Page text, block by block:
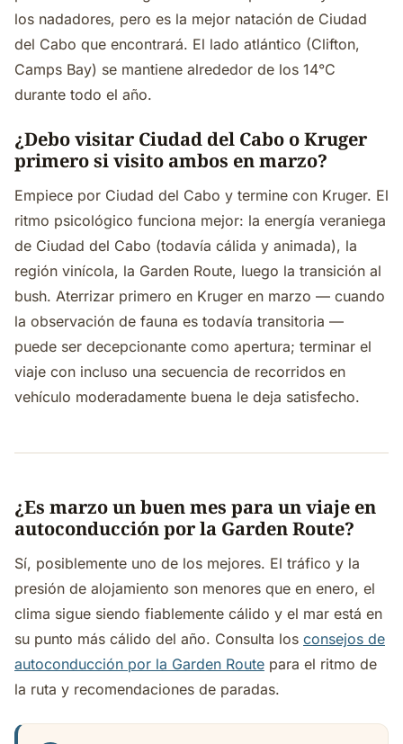
los nadadores, pero es la mejor natación de Ciudad
del Cabo que encontrará. El lado atlántico (Clifton,
Camps Bay) se mantiene alrededor de los 14°C
durante todo el año.
¿Debo visitar Ciudad del Cabo o Kruger
primero si visito ambos en marzo?
Empiece por Ciudad del Cabo y termine con Kruger. El
ritmo psicológico funciona mejor: la energía veraniega
de Ciudad del Cabo (todavía cálida y animada), la
región vinícola, la Garden Route, luego la transición al
bush. Aterrizar primero en Kruger en marzo — cuando
la observación de fauna es todavía transitoria —
puede ser decepcionante como apertura; terminar el
viaje con incluso una secuencia de recorridos en
vehículo moderadamente buena le deja satisfecho.
¿Es marzo un buen mes para un viaje en
autoconducción por la Garden Route?
Sí, posiblemente uno de los mejores. El tráfico y la
presión de alojamiento son menores que en enero, el
clima sigue siendo fiablemente cálido y el mar está en
su punto más cálido del año. Consulta los consejos de
autoconducción por la Garden Route para el ritmo de
la ruta y recomendaciones de paradas.